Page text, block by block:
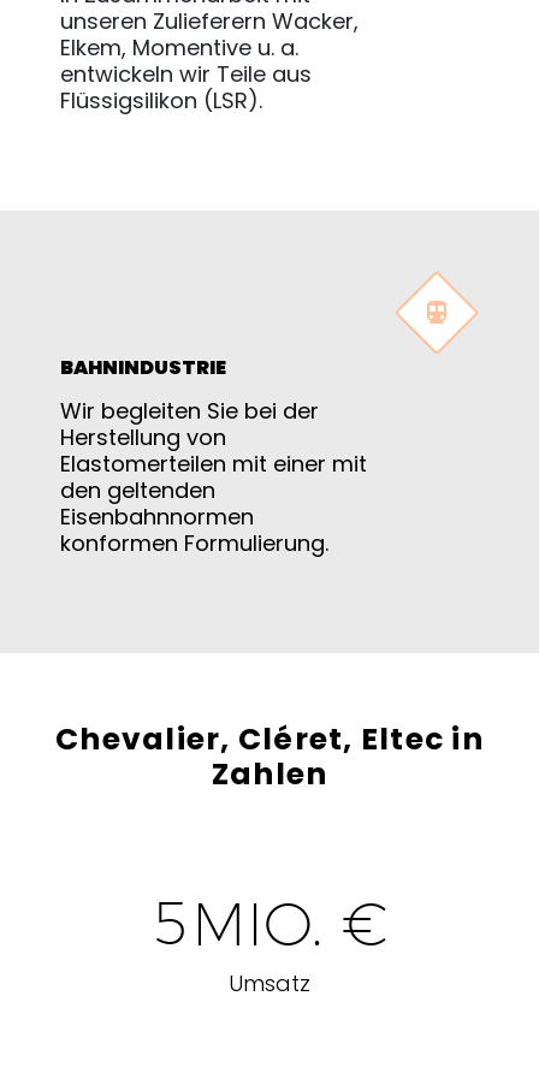
unseren Zulieferern Wacker,
Elkem, Momentive u. a.
entwickeln wir Teile aus
Flüssigsilikon (LSR).
BAHNINDUSTRIE
Wir begleiten Sie bei der
Herstellung von
Elastomerteilen mit einer mit
den geltenden
Eisenbahnnormen
konformen Formulierung.


Chevalier, Cléret, Eltec in
Zahlen
5 MIO. €
Umsatz